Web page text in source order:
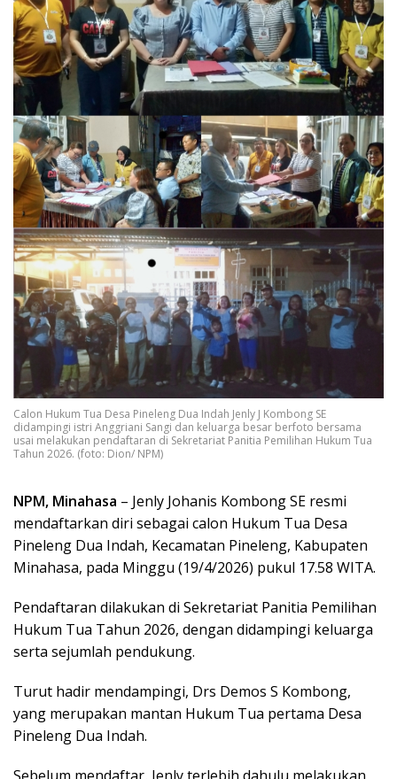
Calon Hukum Tua Desa Pineleng Dua Indah Jenly J Kombong SE
didampingi istri Anggriani Sangi dan keluarga besar berfoto bersama
usai melakukan pendaftaran di Sekretariat Panitia Pemilihan Hukum Tua
Tahun 2026. (foto: Dion/ NPM)
NPM, Minahasa – Jenly Johanis Kombong SE resmi
mendaftarkan diri sebagai calon Hukum Tua Desa
Pineleng Dua Indah, Kecamatan Pineleng, Kabupaten
Minahasa, pada Minggu (19/4/2026) pukul 17.58 WITA.
Pendaftaran dilakukan di Sekretariat Panitia Pemilihan
Hukum Tua Tahun 2026, dengan didampingi keluarga
serta sejumlah pendukung.
Turut hadir mendampingi, Drs Demos S Kombong,
yang merupakan mantan Hukum Tua pertama Desa
Pineleng Dua Indah.